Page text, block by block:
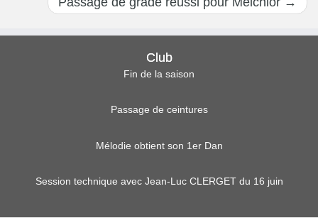
Club
Fin de la saison
Passage de ceintures
Mélodie obtient son 1er Dan
Session technique avec Jean-Luc CLERGET du 16 juin